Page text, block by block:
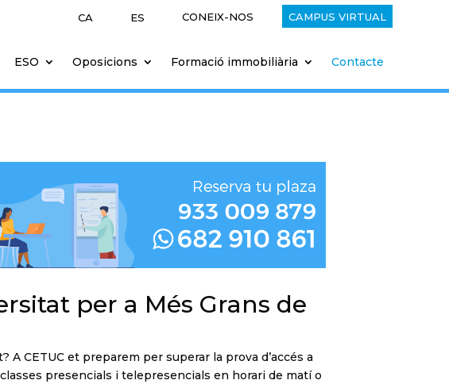
CA ES CONEIX-NOS CAMPUS VIRTUAL
ESO Oposicions Formació immobiliària Contacte
per a Més Grans de
CETUC et preparem per superar la prova d’accés a
presencials i telepresencials en horari de matí o